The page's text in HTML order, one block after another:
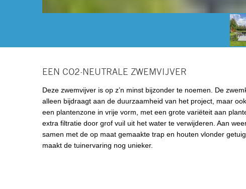
EEN CO2-NEUTRALE ZWEMVIJVER
Deze zwemvijver is op z’n minst bijzonder te noemen. De
alleen bijdraagt aan de duurzaamheid van het project, maar
een plantenzone in vrije vorm, met een grote variëteit aan
extra filtratie door grof vuil uit het water te verwijderen. Aan
samen met de op maat gemaakte trap en houten vlonder
maakt de tuinervaring nog unieker.